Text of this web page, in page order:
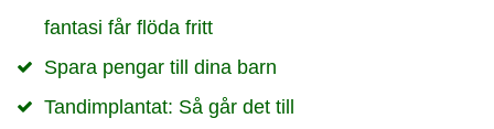
fantasi får flöda fritt
Spara pengar till dina barn
Tandimplantat: Så går det till